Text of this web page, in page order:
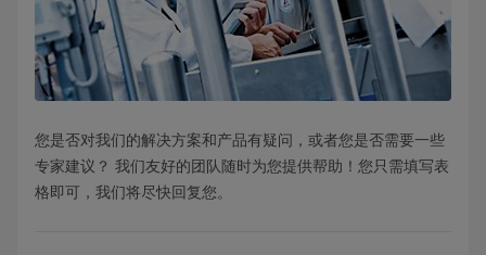
您是否对我们的解决方案和产品有疑问，或者您是否需要一些
专家建议？ 我们友好的团队随时为您提供帮助！您只需填写表
格即可，我们将尽快回复您。